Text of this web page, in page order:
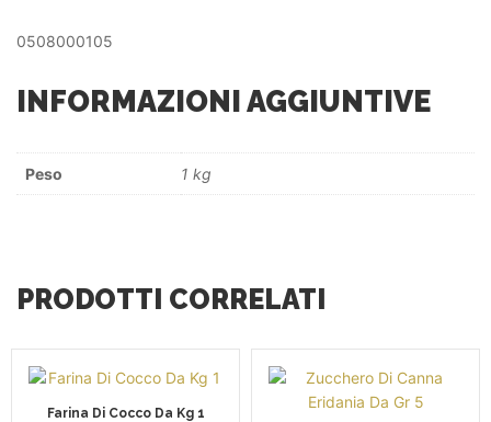
0508000105
INFORMAZIONI AGGIUNTIVE
Peso 1 kg
PRODOTTI CORRELATI
Farina Di Cocco Da Kg 1